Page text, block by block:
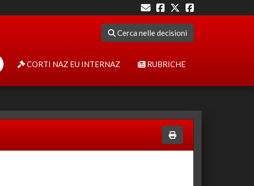
Cerca nelle decisioni
CORTI NAZ EU INTERNAZ RUBRICHE